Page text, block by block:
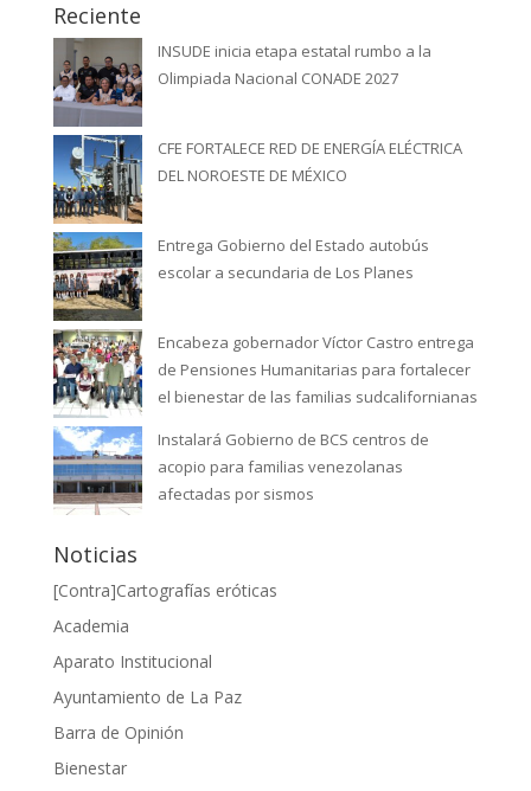
Reciente
INSUDE inicia etapa estatal rumbo a la
Olimpiada Nacional CONADE 2027
CFE FORTALECE RED DE ENERGÍA ELÉCTRICA
DEL NOROESTE DE MÉXICO
Entrega Gobierno del Estado autobús
escolar a secundaria de Los Planes
Encabeza gobernador Víctor Castro entrega
de Pensiones Humanitarias para fortalecer
el bienestar de las familias sudcalifornianas
Instalará Gobierno de BCS centros de
acopio para familias venezolanas
afectadas por sismos
Noticias
[Contra]Cartografías eróticas
Academia
Aparato Institucional
Ayuntamiento de La Paz
Barra de Opinión
Bienestar